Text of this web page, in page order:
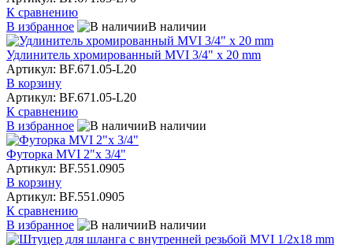
К сравнению
В избранное
В наличии
Удлинитель хромированный MVI 3/4" x 20 mm
Артикул: BF.671.05-L20
В корзину
Артикул: BF.671.05-L20
К сравнению
В избранное
В наличии
Футорка MVI 2"х 3/4"
Артикул: BF.551.0905
В корзину
Артикул: BF.551.0905
К сравнению
В избранное
В наличии